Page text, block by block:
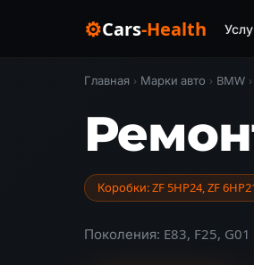
⚙Cars-Health
Главная › Марки авто › BMW ›
Коробки: ZF 5HP24, ZF
Поколения: E83, F25,